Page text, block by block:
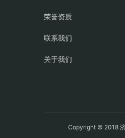
荣誉资质
联系我们
关于我们
Copyright © 2018